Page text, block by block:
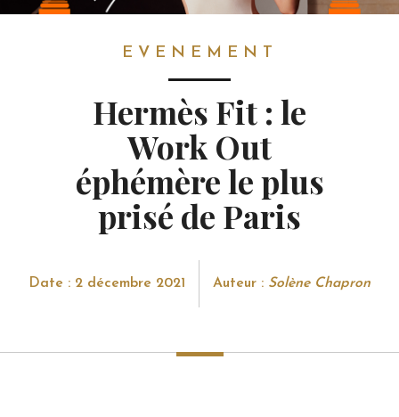
EVENEMENT
Hermès Fit : le
Work Out
éphémère le plus
prisé de Paris
Date : 2 décembre 2021 Auteur : Solène Chapron